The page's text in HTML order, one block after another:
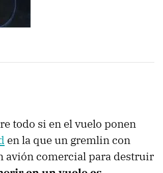
todo si en el vuelo ponen
en la que un gremlin con
avión comercial para destruir